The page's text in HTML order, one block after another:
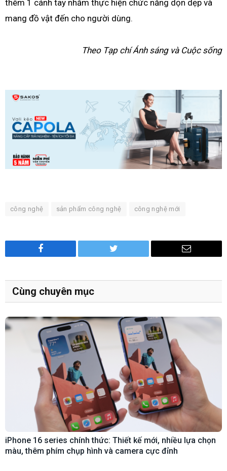
thêm 1 cánh tay nhằm thực hiện chức năng dọn dẹp và
mang đồ vật đến cho người dùng.
Theo Tạp chí Ánh sáng và Cuộc sống
công nghệ sản phẩm công nghệ công nghệ mới
Facebook Twitter Email
Cùng chuyên mục
iPhone 16 series chính thức: Thiết kế mới, nhiều lựa chọn
màu, thêm phím chụp hình và camera cực đỉnh